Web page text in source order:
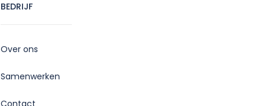
BEDRIJF
Over ons
Samenwerken